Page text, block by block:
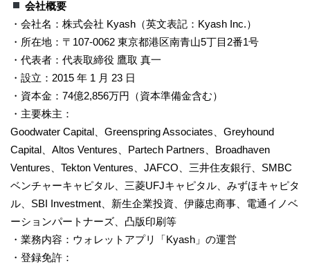
会社概要
・会社名：株式会社 Kyash（英文表記：Kyash Inc.）
・所在地：〒107-0062 東京都港区南青山5丁目2番1号
・代表者：代表取締役 鷹取 真一
・設立：2015 年 1 月 23 日
・資本金：74億2,856万円（資本準備金含む）
・主要株主：
Goodwater Capital、Greenspring Associates、Greyhound
Capital、Altos Ventures、Partech Partners、Broadhaven
Ventures、Tekton Ventures、JAFCO、三井住友銀行、SMBC
ベンチャーキャピタル、三菱UFJキャピタル、みずほキャピタ
ル、SBI Investment、新生企業投資、伊藤忠商事、電通イノベ
ーションパートナーズ、凸版印刷等
・業務内容：ウォレットアプリ「Kyash」の運営
・登録免許：